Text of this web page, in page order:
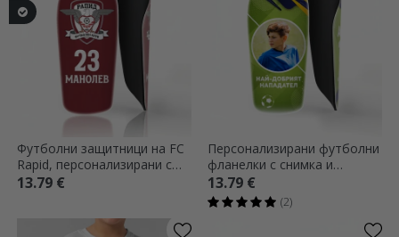
Футболни защитници на FC
Rapid, персонализирани с
лого и текст
13.79 €
Персонализирани футболни
фланелки с снимка и
послание
13.79 €
(2)